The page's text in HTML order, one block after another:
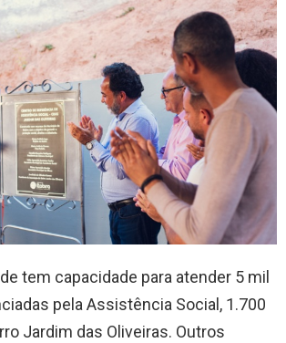
tem capacidade para atender 5 mil
pela Assistência Social, 1.700
Jardim das Oliveiras. Outros